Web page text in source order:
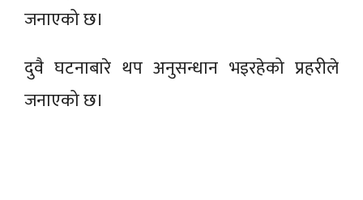
जनाएको छ।
दुवै घटनाबारे थप अनुसन्धान भइरहेको प्रहरीले
जनाएको छ।